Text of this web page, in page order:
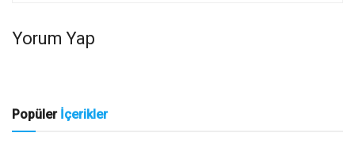
Yorum Yap
Popüler İçerikler